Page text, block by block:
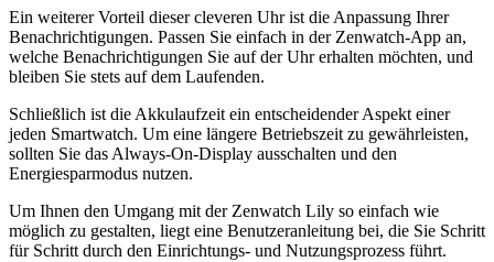
Ein weiterer Vorteil dieser cleveren Uhr ist die Anpassung Ihrer
Benachrichtigungen. Passen Sie einfach in der Zenwatch-App an,
welche Benachrichtigungen Sie auf der Uhr erhalten möchten, und
bleiben Sie stets auf dem Laufenden.
Schließlich ist die Akkulaufzeit ein entscheidender Aspekt einer
jeden Smartwatch. Um eine längere Betriebszeit zu gewährleisten,
sollten Sie das Always-On-Display ausschalten und den
Energiesparmodus nutzen.
Um Ihnen den Umgang mit der Zenwatch Lily so einfach wie
möglich zu gestalten, liegt eine Benutzeranleitung bei, die Sie Schritt
für Schritt durch den Einrichtungs- und Nutzungsprozess führt.